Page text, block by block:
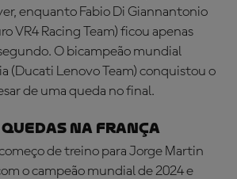
enquanto Fabio Di Giannantonio
VR4 Racing Team) ficou apenas
O bicampeão mundial
(Ducati Lenovo Team) conquistou o
de uma queda no final.
NA FRANÇA
de treino para Jorge Martin
o campeão mundial de 2024 e